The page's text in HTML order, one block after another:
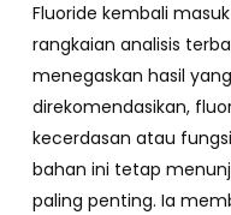
Fluoride kembali
rangkaian analisis
menegaskan hasil
direkomendasikan,
kecerdasan atau
bahan ini tetap
paling penting. Ia